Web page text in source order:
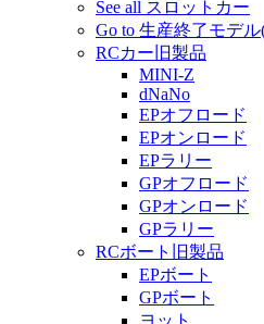
See all スロットカー
Go to 生産終了モデ
RCカー旧製品
MINI-Z
dNaNo
EPオフロード
EPオンロード
EPラリー
GPオフロード
GPオンロード
GPラリー
RCボート旧製品
EPボート
GPボート